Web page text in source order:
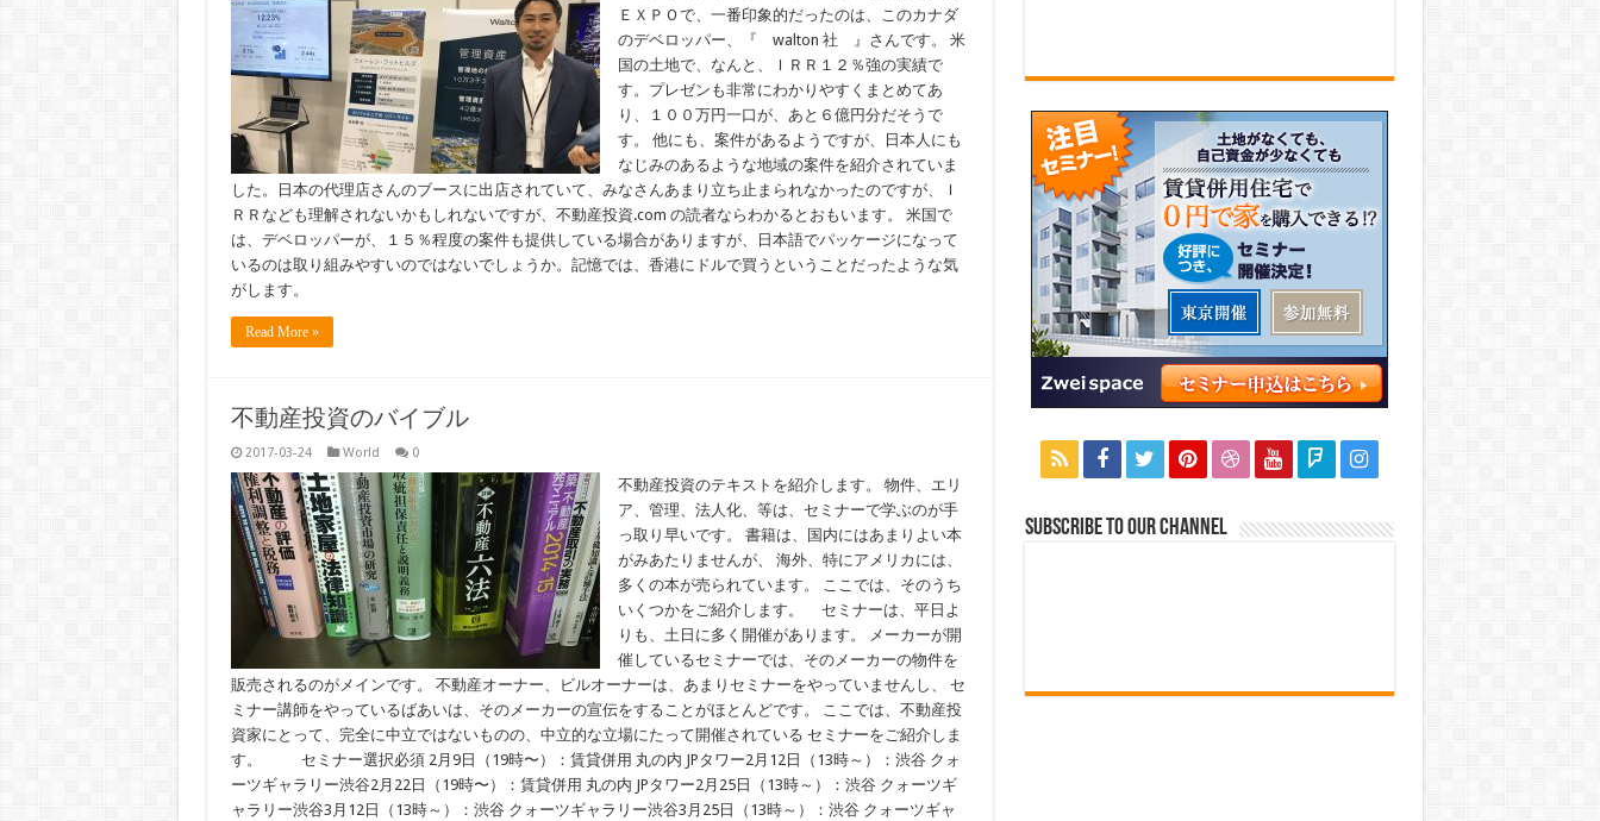
ＥＸＰＯで、一番印象的だったのは、このカナダ
のデベロッパー、『 walton 社 』さんです。 米
国の土地で、なんと、ＩＲＲ１２％強の実績で
す。プレゼンも非常にわかりやすくまとめてあ
り、１００万円一口が、あと６億円分だそうで
す。 他にも、案件があるようですが、日本人にも
なじみのあるような地域の案件を紹介されていま
した。日本の代理店さんのブースに出店されていて、みなさんあまり立ち止まられなかったのですが、Ｉ
ＲＲなども理解されないかもしれないですが、不動産投資.com の読者ならわかるとおもいます。 米国で
は、デベロッパーが、１５％程度の案件も提供している場合がありますが、日本語でパッケージになって
いるのは取り組みやすいのではないでしょうか。記憶では、香港にドルで買うということだったような気
がします。
Read More »
不動産投資のバイブル
2017-03-24 World 0
不動産投資のテキストを紹介します。 物件、エリ
ア、管理、法人化、等は、セミナーで学ぶのが手
っ取り早いです。 書籍は、国内にはあまりよい本
がみあたりませんが、 海外、特にアメリカには、
多くの本が売られています。 ここでは、そのうち
いくつかをご紹介します。 セミナーは、平日よ
りも、土日に多く開催があります。 メーカーが開
催しているセミナーでは、そのメーカーの物件を
販売されるのがメインです。 不動産オーナー、ビルオーナーは、あまりセミナーをやっていませんし、 セ
ミナー講師をやっているばあいは、そのメーカーの宣伝をすることがほとんどです。 ここでは、不動産投
資家にとって、完全に中立ではないものの、中立的な立場にたって開催されている セミナーをご紹介しま
す。 セミナー選択必須 2月9日（19時〜）：賃貸併用 丸の内 JPタワー2月12日（13時～）：渋谷 クォ
ーツギャラリー渋谷2月22日（19時〜）：賃貸併用 丸の内 JPタワー2月25日（13時～）：渋谷 クォーツギ
ャラリー渋谷3月12日（13時～）：渋谷 クォーツギャラリー渋谷3月25日（13時～）：渋谷 クォーツギャ
Subscribe to our Channel